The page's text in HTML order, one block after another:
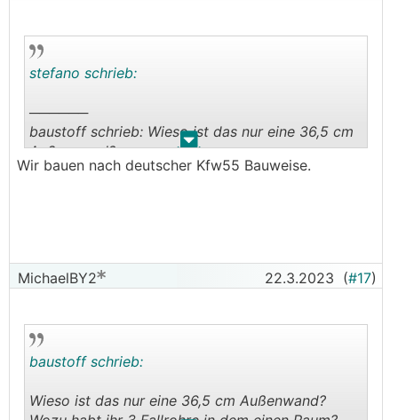
. .
stefano schrieb:
──────
baustoff schrieb: Wieso ist das nur eine 36,5 cm
Außenwand?
Wozu habt ihr 3 Fallrohre in dem einen Raum?
Wundert mich auch. Hoffentlich ist das
U-Wert wie vor 20 Jahren.
Wir bauen nach deutscher Kfw55 Bauweise.
MichaelBY2 22.3.2023 (#17)
baustoff schrieb:
Wieso ist das nur eine 36,5 cm Außenwand?